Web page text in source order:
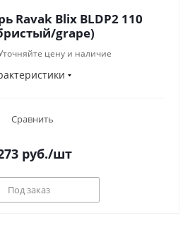
Ravak Blix BLDP2 110
grape)
цену и наличие
Сравнить
руб./шт
Под заказ